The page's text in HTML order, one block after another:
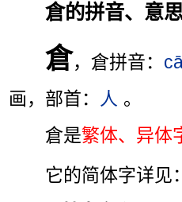
倉的拼音、意
倉，倉拼音：
画，部首：
人 。
倉是繁体、异体
它的简体字详见：